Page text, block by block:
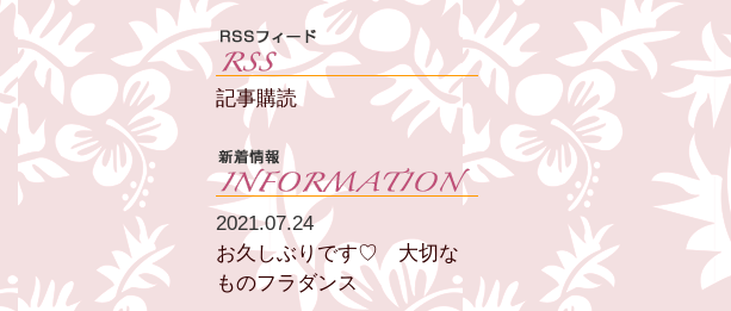
記事購読
2021.07.24
お久しぶりです♡ 大切な
ものフラダンス